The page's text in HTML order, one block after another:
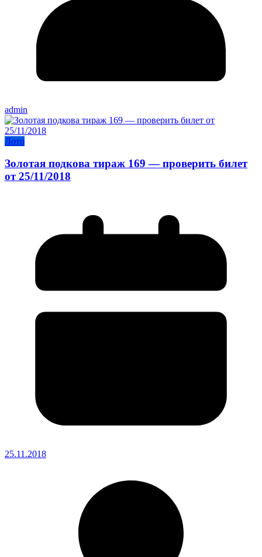
admin
Лото
Золотая подкова тираж 169 — проверить билет
от 25/11/2018
25.11.2018